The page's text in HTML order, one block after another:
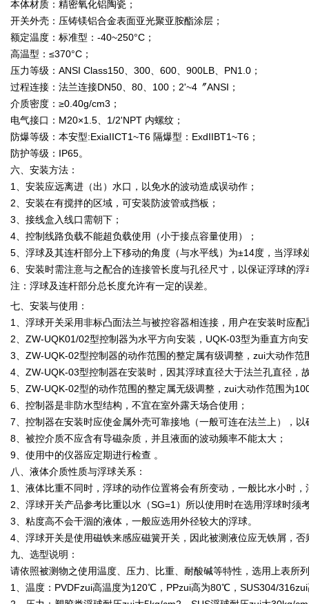
本体材质：精密氧化铝陶瓷；
开关外壳：压铸镁铝合金表面亚光聚亚胺酯涂层；
额定温度：标准型：-40~250°C；
高温型：≤370°C；
压力等级：ANSI Class150、300、600、900LB、PN1.0；
过程连接：法兰连接DN50、80、100；2'~4〞ANSI；
介质密度：≥0.40g/cm3；
电气接口：M20×1.5、1/2'NPT 内螺纹；
防爆等级：本安型:ExiaIICT1~T6 隔爆型：ExdIIBT1~T6；
防护等级：IP65。
六、安装方法：
1、安装应远离进（出）水口，以免水的波动造成误动作；
2、安装在有搅拌的区域，可安装防波管或挡板；
3、接线盒入线口需朝下；
4、控制线路负载不能超负载使用（小于接点容量使用）；
5、浮球及其连杆部分上下移动的角度（与水平线）为±14度，当浮
6、安装时需注意与之配合的连接管长度与孔径尺寸，以保证浮球的
注：浮球及连杆部分总长度允许有一定的误差。
七、安装与使用：
1、浮球开关采用非标凸面法兰与被控容器相连接，用户在安装时应
2、ZW-UQK01/02型控制器为水平方向安装，UQK-03型为垂直方向
3、ZW-UQK-02型控制器的动作范围的整定属有级调整，zui大动作范
4、ZW-UQK-03型控制器在安装时，因其浮球直径大于法兰孔直径，
5、ZW-UQK-02型的动作范围的整定属无级调整，zui大动作范围为
6、控制器是非防水型结构，不宜在室外露天场合使用；
7、控制器在安装时应使金属外壳可靠接地（一般可连在法兰上），以
8、被控介质不应含有导磁杂质，并且液面的波动频率不能太大；
9、使用中的仪器应定期进行检查 。
八、液体介质性质与浮球关系：
1、液体比重不同时，浮球的动作位置将会有所变动，一般比水小时
2、浮球开关产品参考比重以水（SG=1）所以使用时在选用浮球时
3、粘度高不会干涸的液体，一般应选用外径较大的浮球。
4、浮球开关是使用磁铁来感应磁簧开关，因此被测液位应无铁屑，
九、选型说明：
请依照被测物之使用温度、压力、比重、耐酸碱等特性，选用上表所
1、温度：PVDFzui高温度为120℃，PPzui高为80℃，SUS304/